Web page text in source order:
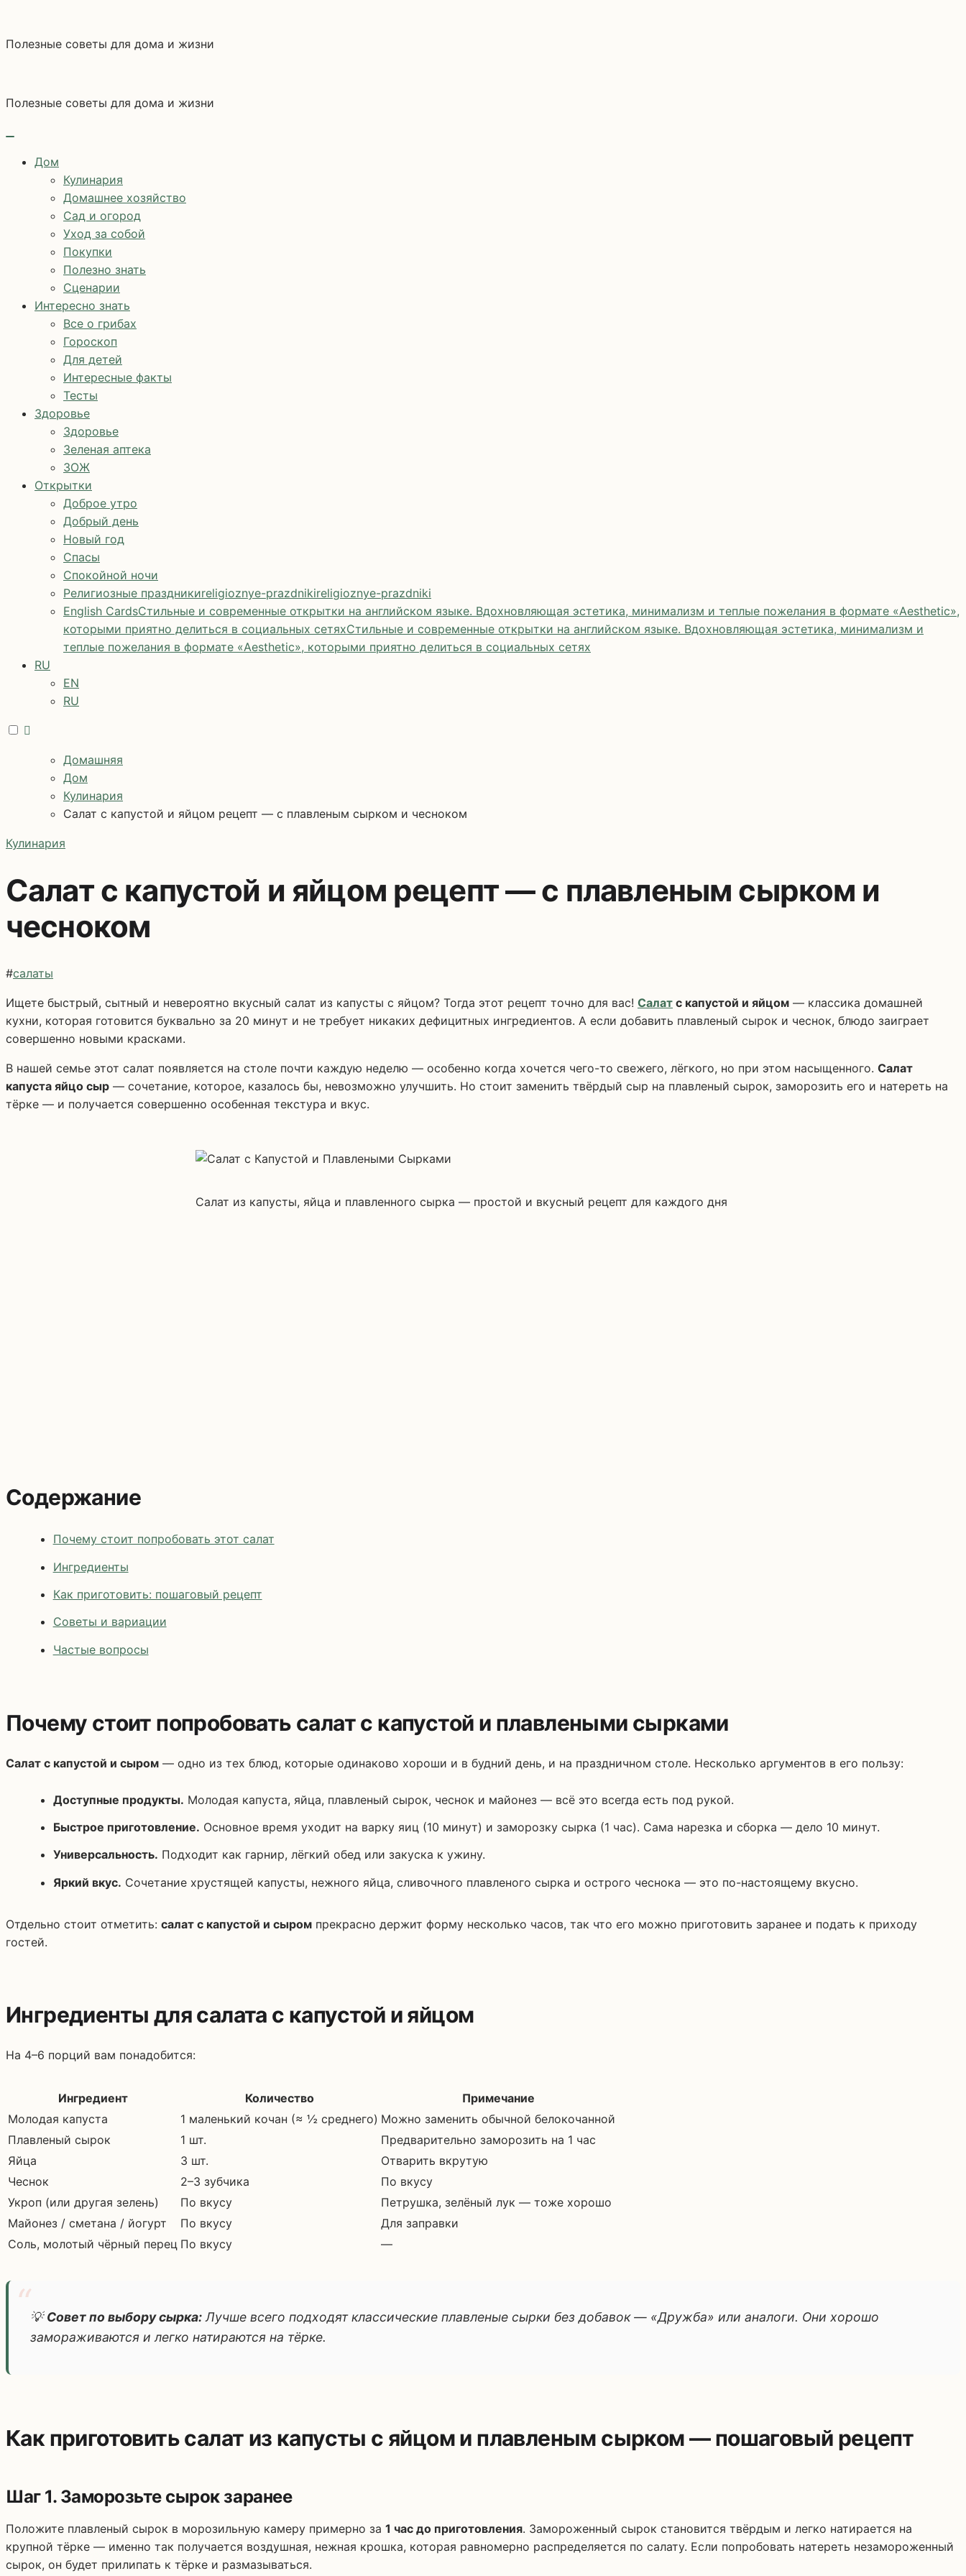
содержимому
Полезные советы для дома и жизни
Полезные советы для дома и жизни
Дом
Кулинария
Домашнее хозяйство
Сад и огород
Уход за собой
Покупки
Полезно знать
Сценарии
Интересно знать
Все о грибах
Гороскоп
Для детей
Интересные факты
Тесты
Здоровье
Здоровье
Зеленая аптека
ЗОЖ
Открытки
Доброе утро
Добрый день
Новый год
Спасы
Спокойной ночи
Религиозные праздникиreligioznye-prazdnikireligioznye-prazdniki
English CardsСтильные и современные открытки на английском языке. Вдохновляющая эстетика, минимализм и теплые пожелания в формате «Aesthetic»,
которыми приятно делиться в социальных сетяхСтильные и современные открытки на английском языке. Вдохновляющая эстетика, минимализм и
теплые пожелания в формате «Aesthetic», которыми приятно делиться в социальных сетях
RU
EN
RU
Домашняя
Дом
Кулинария
Салат с капустой и яйцом рецепт — с плавленым сырком и чесноком
Кулинария
Салат с капустой и яйцом рецепт — с плавленым сырком и
чесноком
#салаты
Ищете быстрый, сытный и невероятно вкусный салат из капусты с яйцом? Тогда этот рецепт точно для вас! Салат с капустой и яйцом — классика домашней
кухни, которая готовится буквально за 20 минут и не требует никаких дефицитных ингредиентов. А если добавить плавленый сырок и чеснок, блюдо заиграет
совершенно новыми красками.
В нашей семье этот салат появляется на столе почти каждую неделю — особенно когда хочется чего-то свежего, лёгкого, но при этом насыщенного. Салат
капуста яйцо сыр — сочетание, которое, казалось бы, невозможно улучшить. Но стоит заменить твёрдый сыр на плавленый сырок, заморозить его и натереть на
тёрке — и получается совершенно особенная текстура и вкус.
Салат из капусты, яйца и плавленного сырка — простой и вкусный рецепт для каждого дня
Содержание
Почему стоит попробовать этот салат
Ингредиенты
Как приготовить: пошаговый рецепт
Советы и вариации
Частые вопросы
Почему стоит попробовать салат с капустой и плавлеными сырками
Салат с капустой и сыром — одно из тех блюд, которые одинаково хороши и в будний день, и на праздничном столе. Несколько аргументов в его пользу:
Доступные продукты. Молодая капуста, яйца, плавленый сырок, чеснок и майонез — всё это всегда есть под рукой.
Быстрое приготовление. Основное время уходит на варку яиц (10 минут) и заморозку сырка (1 час). Сама нарезка и сборка — дело 10 минут.
Универсальность. Подходит как гарнир, лёгкий обед или закуска к ужину.
Яркий вкус. Сочетание хрустящей капусты, нежного яйца, сливочного плавленого сырка и острого чеснока — это по-настоящему вкусно.
Отдельно стоит отметить: салат с капустой и сыром прекрасно держит форму несколько часов, так что его можно приготовить заранее и подать к приходу
гостей.
Ингредиенты для салата с капустой и яйцом
На 4–6 порций вам понадобится:
Ингредиент Количество
Примечание
Молодая капуста
1 маленький кочан (≈ ½ среднего) Можно заменить обычной белокочанной
Плавленый сырок
1 шт.
Предварительно заморозить на 1 час
Яйца
3 шт.
Отварить вкрутую
Чеснок
2–3 зубчика
По вкусу
Укроп (или другая зелень)
По вкусу
Петрушка, зелёный лук — тоже хорошо
Майонез / сметана / йогурт
По вкусу
Для заправки
Соль, молотый чёрный перец По вкусу —
💡Совет по выбору сырка:Лучше всего подходят классические плавленые сырки без добавок — «Дружба» или аналоги. Они хорошо
замораживаются и легко натираются на тёрке.
Как приготовить салат из капусты с яйцом и плавленым сырком — пошаговый рецепт
Шаг 1. Заморозьте сырок заранее
Положите плавленый сырок в морозильную камеру примерно за 1 час до приготовления. Замороженный сырок становится твёрдым и легко натирается на
крупной тёрке — именно так получается воздушная, нежная крошка, которая равномерно распределяется по салату. Если попробовать натереть незамороженный
сырок, он будет прилипать к тёрке и размазываться.